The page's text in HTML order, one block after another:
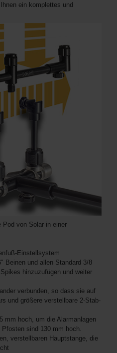
ein komplettes und
Pod von Solar in einer
Einstellsystem
Beinen und allen Standard 3/8
hinzuzufügen und weiter
verbunden, so dass sie auf
und größere verstellbare 2-Stab-
mm hoch, um die Alarmanlagen
sind 130 mm hoch.
verstellbaren Hauptstange, die